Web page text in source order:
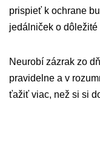
prispieť k ochrane
jedálniček o
Neurobí zázrak zo
pravidelne a v
ťažiť viac, než si si